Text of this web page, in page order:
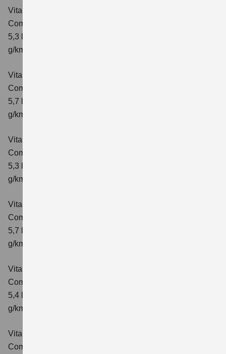
Vitara 1.4 BOOSTERJET HYBRID
Comfort
5,3 l/100km; kombinierter Wert der CO₂-Emission: 119
g/km; CO₂-Klasse: D
Vitara 1.4 BOOSTERJET HYBRID AT
Comfort
5,7 l/100 km; kombinierter Wert der CO₂-Emission: 129
g/km; CO₂-Klasse: D
Vitara 1.4 BOOSTERJET HYBRID
Comfort+
5,3 l/100km; kombinierter Wert der CO₂-Emission: 120
g/km; CO₂-Klasse: D
Vitara 1.4 BOOSTERJET HYBRID AT
Comfort+
5,7 l/100km; kombinierter Wert der CO₂-Emission: 130
g/km; CO₂-Klasse: D
Vitara 1.4 BOOSTERJET HYBRID ALLGRIP
Comfort
5,4 l/100km; kombinierter Wert der CO₂-Emission: 129
g/km; CO₂-Klasse: D
Vitara 1.4 BOOSTERJET HYBRID ALLGRIP AT
Comfort